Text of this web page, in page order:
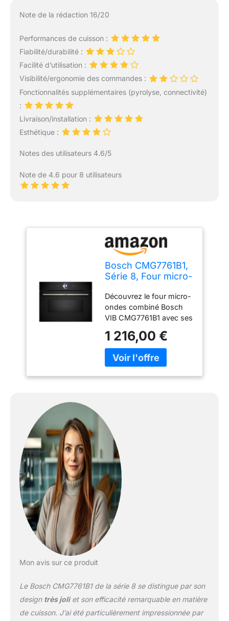
Note de la rédaction 16/20
Performances de cuisson :
Fiabilité/durabilité :
Facilité d’utilisation :
Visibilité/ergonomie des commandes :
Fonctionnalités supplémentaires (pyrolyse, connectivité)
:
Livraison/installation :
Esthétique :
Notes des utilisateurs 4.6/5
Note de 4.6 pour 8 utilisateurs
Bosch CMG7761B1,
Série 8, Four micro-
Encastrable, Noir
Découvrez le four micro-
ondes combiné Bosch
VIB CMG7761B1 avec ses
incluant hotair 4D,
convection naturelle, gril
air pulsé, et fonction Air
maximale de 900 W et
des 5 niveaux de
puissance micro-ondes
pour une cuisson rapide
et efficace. La
technologie intelligente
"Inverter" régule la
puissance pour
préserver la qualité des
aliments, même en cas
d'utilisation prolongée.
Bosch VIB CMG7761B1
rend l'entretien de votre
appareil facile et sans
effort, vous permettant
1 216,00 €
Mon avis sur ce produit
Le Bosch CMG7761B1 de la série 8 se distingue par son
design très joliet son efficacité remarquable en matière
de cuisson. J’ai été particulièrement impressionnée par